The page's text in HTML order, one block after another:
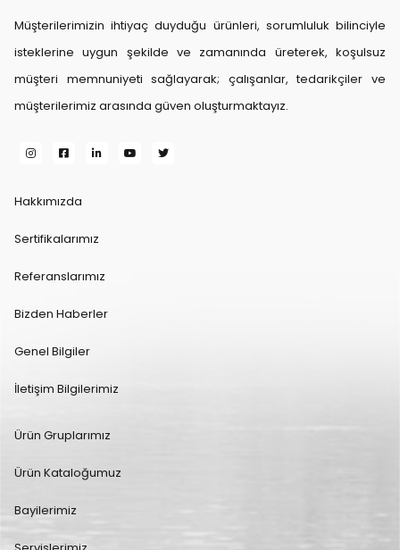
Müşterilerimizin ihtiyaç duyduğu ürünleri, sorumluluk bilinciyle
isteklerine uygun şekilde ve zamanında üreterek, koşulsuz
müşteri memnuniyeti sağlayarak; çalışanlar, tedarikçiler ve
müşterilerimiz arasında güven oluşturmaktayız.
Hakkımızda
Sertifikalarımız
Referanslarımız
Bizden Haberler
Genel Bilgiler
İletişim Bilgilerimiz
Ürün Gruplarımız
Ürün Kataloğumuz
Bayilerimiz